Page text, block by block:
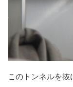
このトンネルを抜